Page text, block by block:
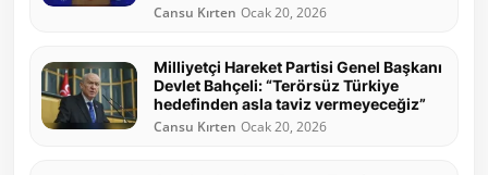
Cansu Kırten Ocak 20, 2026
Milliyetçi Hareket Partisi Genel Başkanı
Devlet Bahçeli: “Terörsüz Türkiye
hedefinden asla taviz vermeyeceğiz”
Cansu Kırten Ocak 20, 2026